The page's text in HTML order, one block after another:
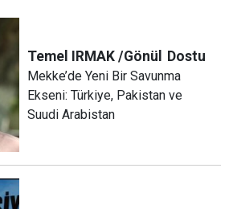
Temel IRMAK /Gönül Dostu
Mekke’de Yeni Bir Savunma
Ekseni: Türkiye, Pakistan ve
Suudi Arabistan